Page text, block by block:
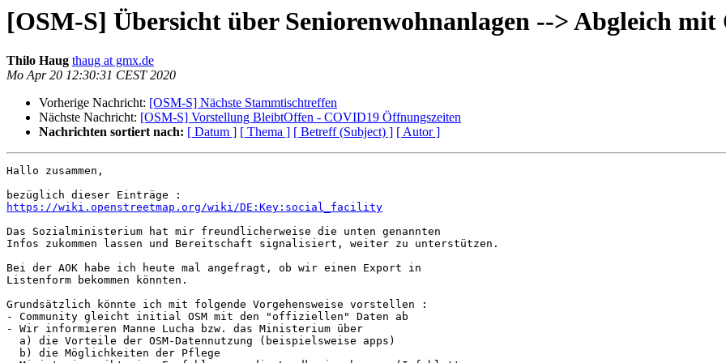
[OSM-S] Übersicht über Seniorenwohnanlagen --> Abgleich mit
Thilo Haug thaug at gmx.de
Mo Apr 20 12:30:31 CEST 2020
Vorherige Nachricht: [OSM-S] Nächste Stammtischtreffen
Nächste Nachricht: [OSM-S] Vorstellung BleibtOffen - COVID19 Öffnungszeiten
Nachrichten sortiert nach: [ Datum ] [ Thema ] [ Betreff (Subject) ] [ Autor ]
Hallo zusammen,
https://wiki.openstreetmap.org/wiki/DE:Key:social_facility
Das Sozialministerium hat mir freundlicherweise die unten genannten
Infos zukommen lassen und Bereitschaft signalisiert, weiter zu unterstützen.
Bei der AOK habe ich heute mal angefragt, ob wir einen Export in
Listenform bekommen könnten.
Grundsätzlich könnte ich mit folgende Vorgehensweise vorstellen :
- Community gleicht initial OSM mit den "offiziellen" Daten ab
- Wir informieren Manne Lucha bzw. das Ministerium über